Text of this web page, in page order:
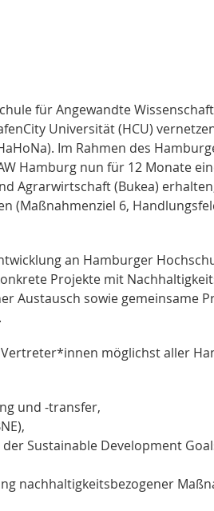
für Angewandte
Universität (HCU)
Im Rahmen des
Hamburg nun für 12 Monate
Agrarwirtschaft (Bukea)
(Maßnahmenziel 6,
an Hamburger
Projekte mit
Austausch sowie gemeinsame
möglichst aller
und -transfer,
Sustainable Development
nachhaltigkeitsbezogener